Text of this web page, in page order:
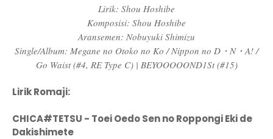
Lirik: Shou Hoshibe
Komposisi: Shou Hoshibe
Aransemen: Nobuyuki Shimizu
Single/Album: Megane no Otoko no Ko / Nippon no D・N・A! /
Go Waist (#4, RE Type C) | BEYOOOOOND1St (#15)
Lirik Romaji:
CHICA#TETSU - Toei Oedo Sen no Roppongi Eki de
Dakishimete